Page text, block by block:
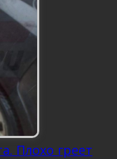
Плохо греет